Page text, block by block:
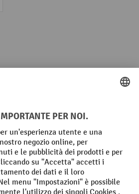
anticipato
dei dati Impronta
costsand possible delivery charges,